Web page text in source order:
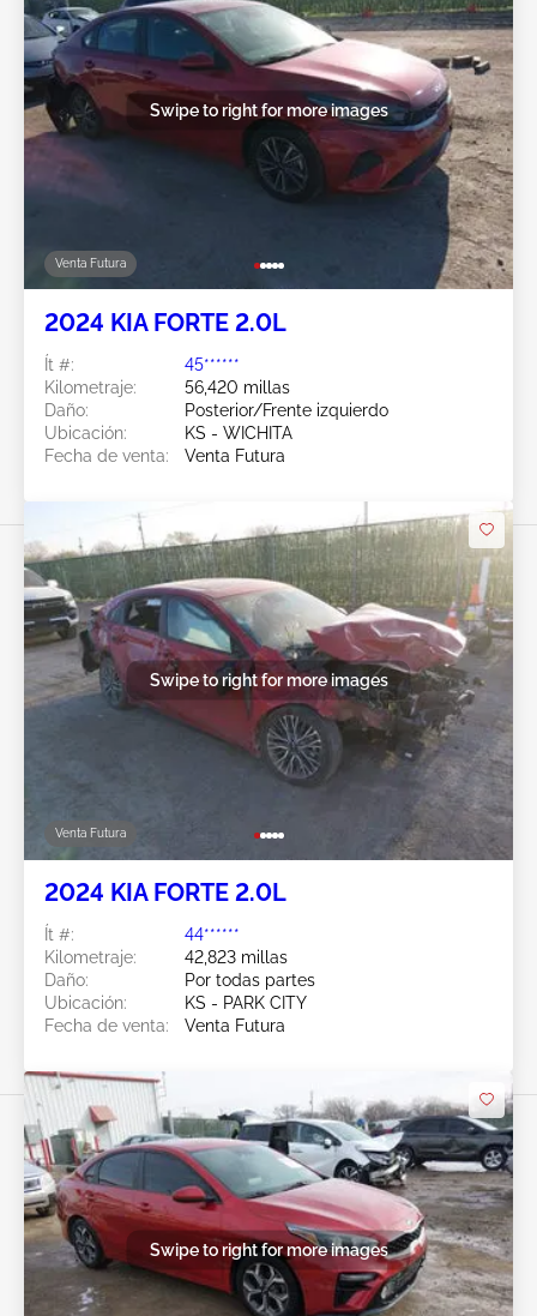
Venta Futura
Swipe to right for more images
2024 KIA FORTE 2.0L
Ít #:
45******
Kilometraje:
56,420 millas
Daño:
Posterior/Frente izquierdo
Ubicación:
KS - WICHITA
Fecha de venta:
Venta Futura
Venta Futura
Swipe to right for more images
2024 KIA FORTE 2.0L
Ít #:
44******
Kilometraje:
42,823 millas
Daño:
Por todas partes
Ubicación:
KS - PARK CITY
Fecha de venta:
Venta Futura
Swipe to right for more images